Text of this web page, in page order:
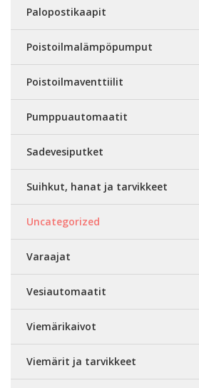
Palopostikaapit
Poistoilmalämpöpumput
Poistoilmaventtiilit
Pumppuautomaatit
Sadevesiputket
Suihkut, hanat ja tarvikkeet
Uncategorized
Varaajat
Vesiautomaatit
Viemärikaivot
Viemärit ja tarvikkeet